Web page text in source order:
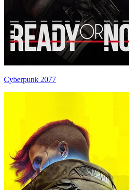
Cyberpunk 2077